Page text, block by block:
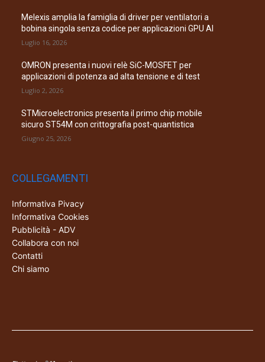
Melexis amplia la famiglia di driver per ventilatori a
bobina singola senza codice per applicazioni GPU AI
Luglio 16, 2026
OMRON presenta i nuovi relè SiC-MOSFET per
applicazioni di potenza ad alta tensione e di test
Luglio 2, 2026
STMicroelectronics presenta il primo chip mobile
sicuro ST54M con crittografia post-quantistica
Giugno 25, 2026
COLLEGAMENTI
Informativa Pivacy
Informativa Cookies
Pubblicità - ADV
Collabora con noi
Contatti
Chi siamo